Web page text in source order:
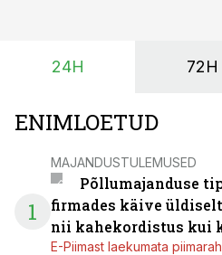
24H 72H
ENIMLOETUD
1
MAJANDUSTULEMUSED
Põllumajanduse
firmades käive
nii kahekordistus kui
E-Piimast laekumata